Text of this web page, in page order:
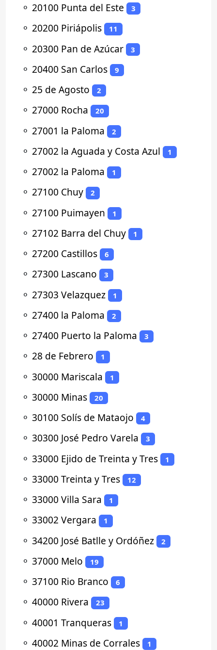
⚬ 20100 Punta del Este 3
⚬ 20200 Piriápolis 11
⚬ 20300 Pan de Azúcar 3
⚬ 20400 San Carlos 9
⚬ 25 de Agosto 2
⚬ 27000 Rocha 20
⚬ 27001 la Paloma 2
⚬ 27002 la Aguada y Costa Azul 1
⚬ 27002 la Paloma 1
⚬ 27100 Chuy 2
⚬ 27100 Puimayen 1
⚬ 27102 Barra del Chuy 1
⚬ 27200 Castillos 6
⚬ 27300 Lascano 3
⚬ 27303 Velazquez 1
⚬ 27400 la Paloma 2
⚬ 27400 Puerto la Paloma 3
⚬ 28 de Febrero 1
⚬ 30000 Mariscala 1
⚬ 30000 Minas 20
⚬ 30100 Solís de Mataojo 4
⚬ 30300 José Pedro Varela 3
⚬ 33000 Ejido de Treinta y Tres 1
⚬ 33000 Treinta y Tres 12
⚬ 33000 Villa Sara 1
⚬ 33002 Vergara 1
⚬ 34200 José Batlle y Ordóñez 2
⚬ 37000 Melo 19
⚬ 37100 Rio Branco 6
⚬ 40000 Rivera 23
⚬ 40001 Tranqueras 1
⚬ 40002 Minas de Corrales 1